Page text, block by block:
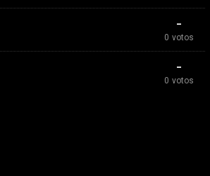
-
0 votos
-
0 votos